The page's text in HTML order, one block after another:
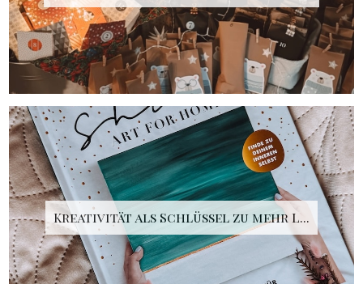
Kreativität als Schlüssel zu mehr L...